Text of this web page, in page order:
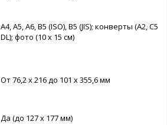
A4, A5, A6, B5 (ISO), B5 (JIS); конверты (A2, C5,
DL); фото (10 x 15 см)
От 76,2 x 216 до 101 x 355,6 мм
Да (до 127 x 177 мм)